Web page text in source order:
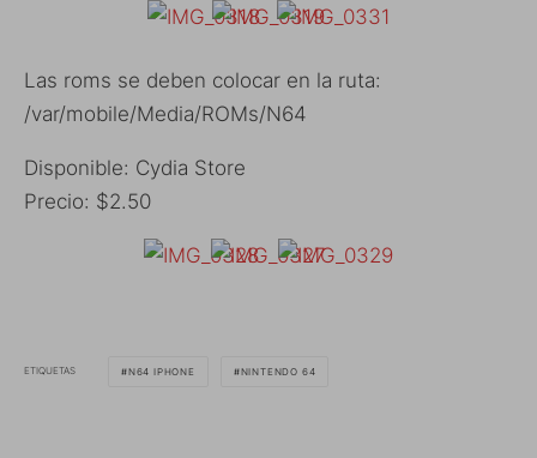
Las roms se deben colocar en la ruta:
/var/mobile/Media/ROMs/N64
Disponible: Cydia Store
Precio: $2.50
ETIQUETAS N64 IPHONE NINTENDO 64